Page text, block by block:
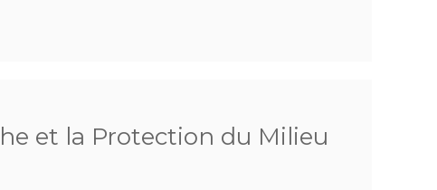
et la Protection du Milieu